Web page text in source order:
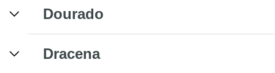
Dourado
Dracena